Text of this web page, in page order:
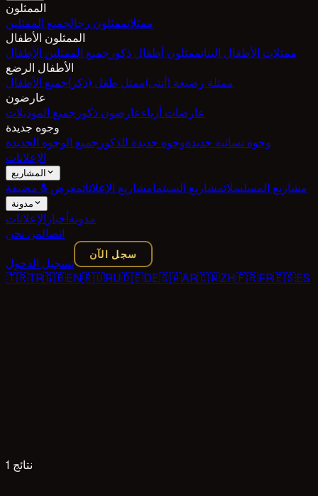
الممثلون
ممثلاتممثلون رجالجميع الممثلين
الممثلون الأطفال
ممثلات الأطفال البناتممثلون أطفال ذكور جميع الممثلين الأطفال
الأطفال الرضع
ممثلة رضيعة (أنثى)ممثل طفل (ذكر)جميع الأطفال
عارضون
عارضات أزياءعارضون ذكور جميع الموديلات
وجوه جديدة
وجوه نسائية جديدةوجوه جديدة للذكور جميع الوجوه الجديدة
الإعلانات
المشاريع
مشاريع المسلسلاتمشاريع السينمامشاريع الإعلاناتمعرض & مضيفة
مدونة
مدونةأخبار الإعلانات
اتصالمن نحن
تسجيل الدخول
سجل الآن
🇹🇷TR🇬🇧EN🇷🇺RU🇩🇪DE🇸🇦AR🇨🇳ZH🇫🇷FR🇪🇸ES
1 نتائج